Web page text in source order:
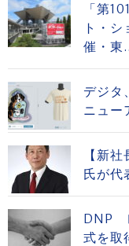
「第
ト・
催・東
デジタ
ニュ
【新
氏が
DNP
式を取